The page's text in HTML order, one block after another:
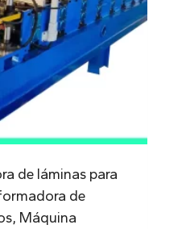
de láminas para
de
Máquina